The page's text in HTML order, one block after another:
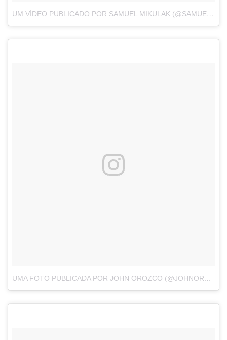
UM VÍDEO PUBLICADO POR SAMUEL MIKULAK (@SAMUELMIKULAK)
UMA FOTO PUBLICADA POR JOHN OROZCO (@JOHNOROZCOUSA)